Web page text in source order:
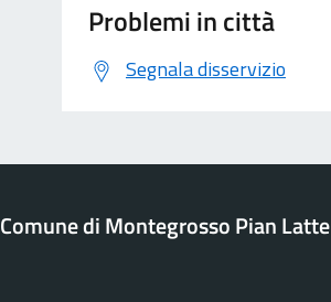
Problemi in città
Segnala disservizio
Comune di Montegrosso Pian Latte